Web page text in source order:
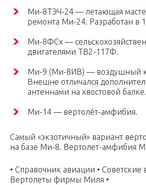
Ми-8ТЭЧ-24 — летающая
ремонта Ми-24. Разработан в
Ми-8ФСх —
двигателями ТВ2-117Ф.
Ми-9 (Ми-8ИВ) — воздушный
Внешне отличался
антеннами на хвостовой балке.
Ми-14 — вертолёт-амфибия.
Самый «экзотичный» вариант
на базе Ми-8. Вертолет-амфибия
• Справочник авиации • Советские
Вертолеты фирмы Миля •